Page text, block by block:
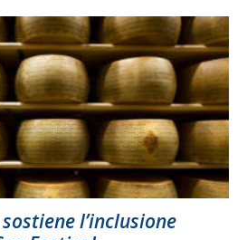
l’inclusione